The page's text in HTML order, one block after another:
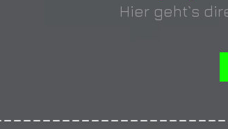
Hier geht`s